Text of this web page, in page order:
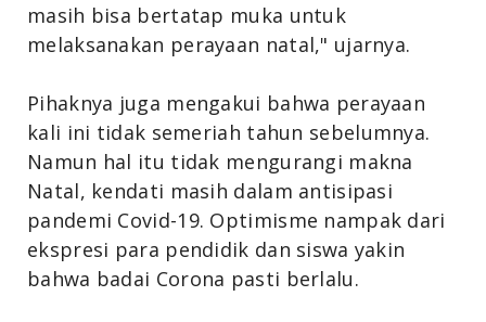
masih bisa bertatap muka untuk
melaksanakan perayaan natal," ujarnya.
Pihaknya juga mengakui bahwa perayaan
kali ini tidak semeriah tahun sebelumnya.
Namun hal itu tidak mengurangi makna
Natal, kendati masih dalam antisipasi
pandemi Covid-19. Optimisme nampak dari
ekspresi para pendidik dan siswa yakin
bahwa badai Corona pasti berlalu.